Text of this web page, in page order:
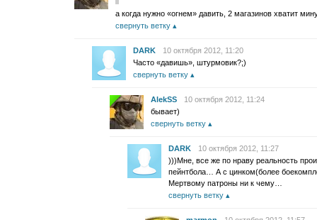
а когда нужно «огнем» давить, 2 магазинов хватит
свернуть ветку
DARK
10 октября 2012, 11:20
Часто «давишь», штурмовик?;)
свернуть ветку
AlekSS
10 октября 2012, 11:24
бывает)
свернуть ветку
DARK
10 октября 2012, 11:27
)))Мне, все же по нраву реальность
пейнтбола… А с цинком(более
Мертвому патроны ни к чему…
свернуть ветку